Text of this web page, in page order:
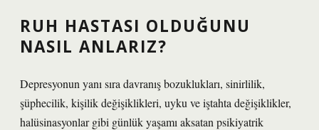
RUH HASTASI OLDUĞUNU
NASIL ANLARIZ?
Depresyonun yanı sıra davranış bozuklukları, sinirlilik,
şüphecilik, kişilik değişiklikleri, uyku ve iştahta değişiklikler,
halüsinasyonlar gibi günlük yaşamı aksatan psikiyatrik